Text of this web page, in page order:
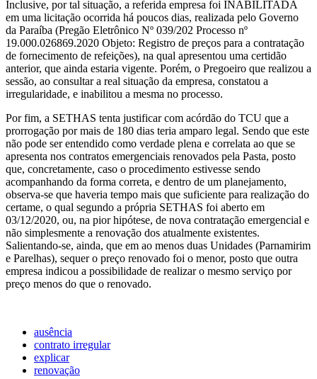
Inclusive, por tal situação, a referida empresa foi INABILITADA
em uma licitação ocorrida há poucos dias, realizada pelo Governo
da Paraíba (Pregão Eletrônico Nº 039/202 Processo nº
19.000.026869.2020 Objeto: Registro de preços para a contratação
de fornecimento de refeições), na qual apresentou uma certidão
anterior, que ainda estaria vigente. Porém, o Pregoeiro que realizou a
sessão, ao consultar a real situação da empresa, constatou a
irregularidade, e inabilitou a mesma no processo.
Por fim, a SETHAS tenta justificar com acórdão do TCU que a
prorrogação por mais de 180 dias teria amparo legal. Sendo que este
não pode ser entendido como verdade plena e correlata ao que se
apresenta nos contratos emergenciais renovados pela Pasta, posto
que, concretamente, caso o procedimento estivesse sendo
acompanhando da forma correta, e dentro de um planejamento,
observa-se que haveria tempo mais que suficiente para realização do
certame, o qual segundo a própria SETHAS foi aberto em
03/12/2020, ou, na pior hipótese, de nova contratação emergencial e
não simplesmente a renovação dos atualmente existentes.
Salientando-se, ainda, que em ao menos duas Unidades (Parnamirim
e Parelhas), sequer o preço renovado foi o menor, posto que outra
empresa indicou a possibilidade de realizar o mesmo serviço por
preço menos do que o renovado.
ausência
contrato irregular
explicar
renovação